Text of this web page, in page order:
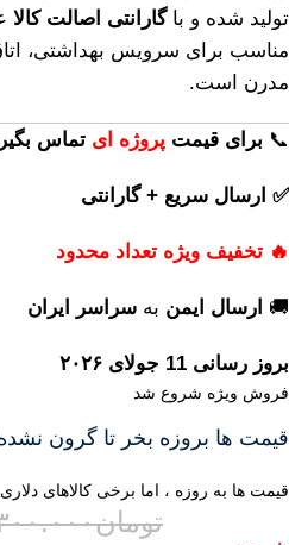
تولید شده و باگارانتی اصالت کالا
مناسب برای سرویس بهداشتی،
مدرن است.
📞 برای قیمت پروژه ای تماس
✅ ارسال سریع + گارانتی
🔥 تخفیف ویژه تعداد محدود
🚚 ارسال ایمن به سراسر ایران
بروز رسانی 11 جولای ۲۰۲۶
فروش ویژه شروع شد
قیمت ها بروزه بخر تا گرون
قیمت ها به روزه ، اما برخی کالاهای
تومان